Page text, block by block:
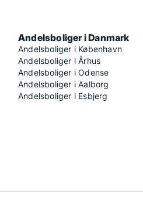
Andelsboliger i Danmark
Andelsboliger i København
Andelsboliger i Århus
Andelsboliger i Odense
Andelsboliger i Aalborg
Andelsboliger i Esbjerg